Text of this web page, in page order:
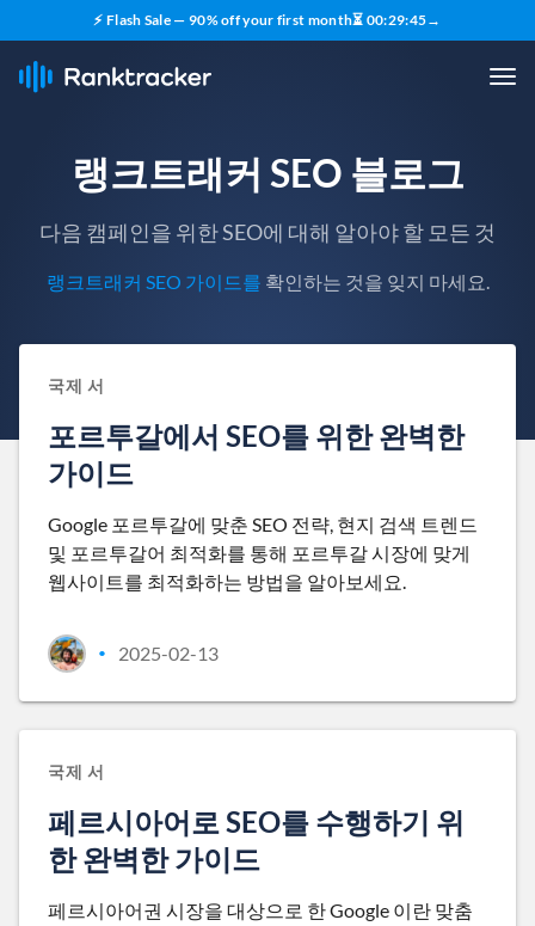
⚡ Flash Sale — 90% off your first month⏳ 00:29:44→
랭크트래커 SEO 블로그
다음 캠페인을 위한 SEO에 대해 알아야 할 모든 것
랭크트래커 SEO 가이드를 확인하는 것을 잊지 마세요.
국제 서
포르투갈에서 SEO를 위한 완벽한
가이드
Google 포르투갈에 맞춘 SEO 전략, 현지 검색 트렌드
및 포르투갈어 최적화를 통해 포르투갈 시장에 맞게
웹사이트를 최적화하는 방법을 알아보세요.
• 2025-02-13
국제 서
페르시아어로 SEO를 수행하기 위
한 완벽한 가이드
페르시아어권 시장을 대상으로 한 Google 이란 맞춤